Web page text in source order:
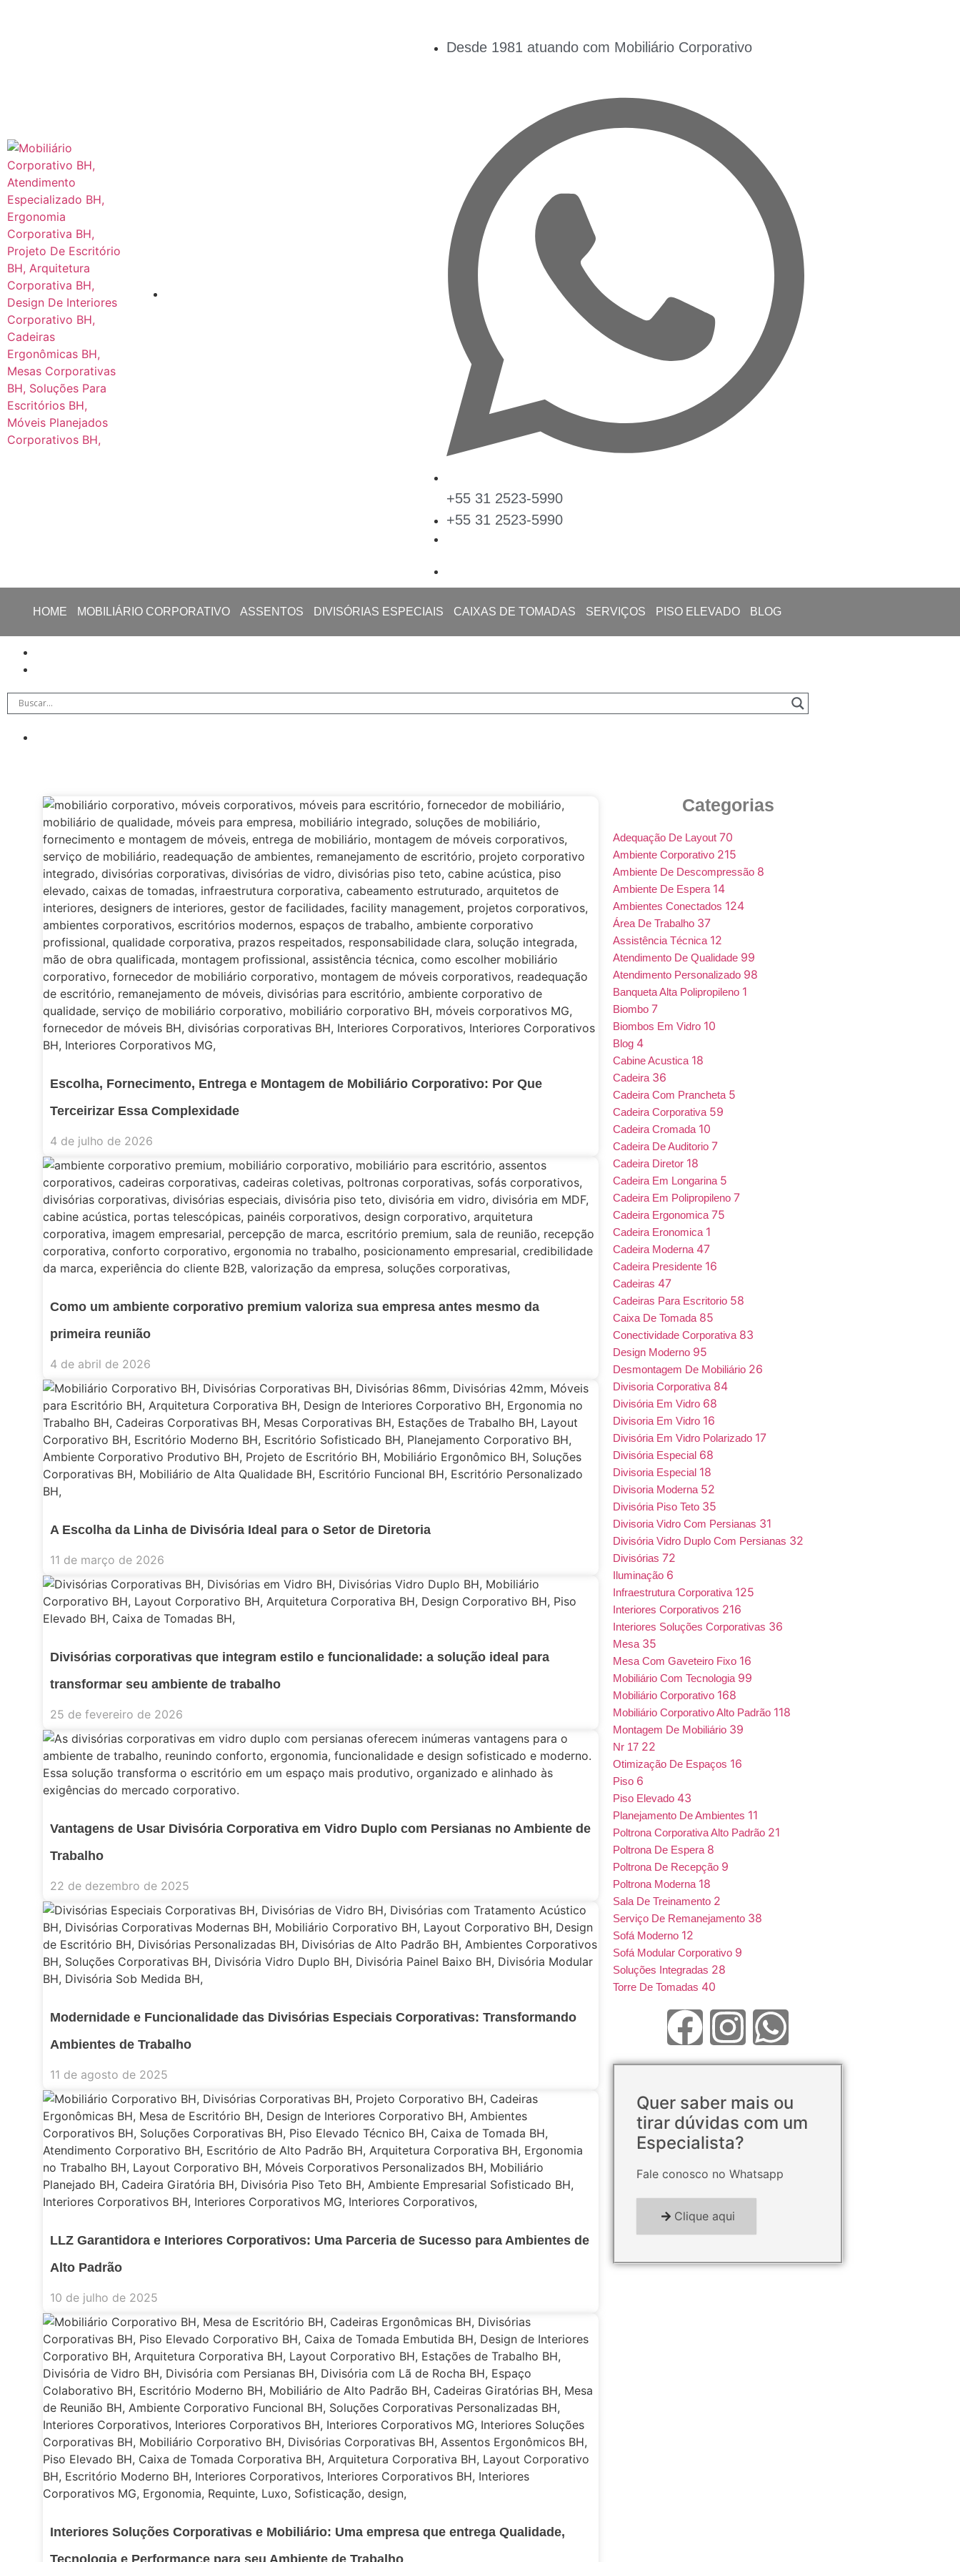
Desde 1981 atuando com Mobiliário Corporativo
+55 31 2523-5990
+55 31 2523-5990
HOME MOBILIÁRIO CORPORATIVO ASSENTOS DIVISÓRIAS ESPECIAIS CAIXAS DE TOMADAS SERVIÇOS PISO ELEVADO BLOG
Escolha, Fornecimento, Entrega e Montagem de Mobiliário Corporativo: Por Que
Terceirizar Essa Complexidade
4 de julho de 2026
Como um ambiente corporativo premium valoriza sua empresa antes mesmo da
primeira reunião
4 de abril de 2026
A Escolha da Linha de Divisória Ideal para o Setor de Diretoria
11 de março de 2026
Divisórias corporativas que integram estilo e funcionalidade: a solução ideal para
transformar seu ambiente de trabalho
25 de fevereiro de 2026
Vantagens de Usar Divisória Corporativa em Vidro Duplo com Persianas no Ambiente de
Trabalho
22 de dezembro de 2025
Modernidade e Funcionalidade das Divisórias Especiais Corporativas: Transformando
Ambientes de Trabalho
11 de agosto de 2025
LLZ Garantidora e Interiores Corporativos: Uma Parceria de Sucesso para Ambientes de
Alto Padrão
10 de julho de 2025
Interiores Soluções Corporativas e Mobiliário: Uma empresa que entrega Qualidade,
Tecnologia e Performance para seu Ambiente de Trabalho
Categorias
Adequação De Layout 70
Ambiente Corporativo 215
Ambiente De Descompressão 8
Ambiente De Espera 14
Ambientes Conectados 124
Área De Trabalho 37
Assistência Técnica 12
Atendimento De Qualidade 99
Atendimento Personalizado 98
Banqueta Alta Polipropileno 1
Biombo 7
Biombos Em Vidro 10
Blog 4
Cabine Acustica 18
Cadeira 36
Cadeira Com Prancheta 5
Cadeira Corporativa 59
Cadeira Cromada 10
Cadeira De Auditorio 7
Cadeira Diretor 18
Cadeira Em Longarina 5
Cadeira Em Polipropileno 7
Cadeira Ergonomica 75
Cadeira Eronomica 1
Cadeira Moderna 47
Cadeira Presidente 16
Cadeiras 47
Cadeiras Para Escritorio 58
Caixa De Tomada 85
Conectividade Corporativa 83
Design Moderno 95
Desmontagem De Mobiliário 26
Divisoria Corporativa 84
Divisória Em Vidro 68
Divisoria Em Vidro 16
Divisória Em Vidro Polarizado 17
Divisória Especial 68
Divisoria Especial 18
Divisoria Moderna 52
Divisória Piso Teto 35
Divisoria Vidro Com Persianas 31
Divisória Vidro Duplo Com Persianas 32
Divisórias 72
Iluminação 6
Infraestrutura Corporativa 125
Interiores Corporativos 216
Interiores Soluções Corporativas 36
Mesa 35
Mesa Com Gaveteiro Fixo 16
Mobiliário Com Tecnologia 99
Mobiliário Corporativo 168
Mobiliário Corporativo Alto Padrão 118
Montagem De Mobiliário 39
Nr 17 22
Otimização De Espaços 16
Piso 6
Piso Elevado 43
Planejamento De Ambientes 11
Poltrona Corporativa Alto Padrão 21
Poltrona De Espera 8
Poltrona De Recepção 9
Poltrona Moderna 18
Sala De Treinamento 2
Serviço De Remanejamento 38
Sofá Moderno 12
Sofá Modular Corporativo 9
Soluções Integradas 28
Torre De Tomadas 40
Quer saber mais ou
tirar dúvidas com um
Especialista?
Fale conosco no Whatsapp
Clique aqui